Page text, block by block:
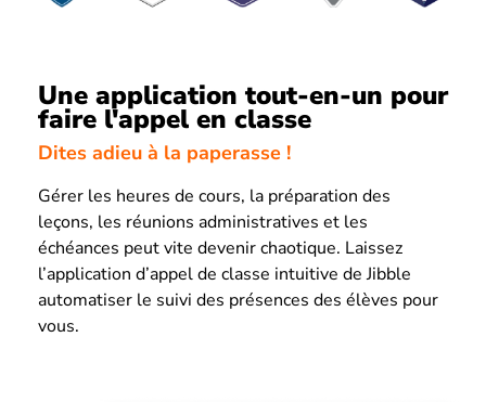
Une application tout-en-un pour
faire l'appel en classe
Dites adieu à la paperasse !
Gérer les heures de cours, la préparation des
leçons, les réunions administratives et les
échéances peut vite devenir chaotique. Laissez
l’application d’appel de classe intuitive de Jibble
automatiser le suivi des présences des élèves pour
vous.